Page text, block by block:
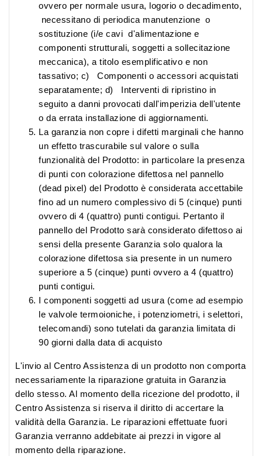
ovvero per normale usura, logorio o decadimento,
necessitano di periodica manutenzione o
sostituzione (i/e cavi d'alimentazione e
componenti strutturali, soggetti a sollecitazione
meccanica), a titolo esemplificativo e non
tassativo; c) Componenti o accessori acquistati
separatamente; d) Interventi di ripristino in
seguito a danni provocati dall'imperizia dell'utente
o da errata installazione di aggiornamenti.
La garanzia non copre i difetti marginali che hanno
un effetto trascurabile sul valore o sulla
funzionalità del Prodotto: in particolare la presenza
di punti con colorazione difettosa nel pannello
(dead pixel) del Prodotto è considerata accettabile
fino ad un numero complessivo di 5 (cinque) punti
ovvero di 4 (quattro) punti contigui. Pertanto il
pannello del Prodotto sarà considerato difettoso ai
sensi della presente Garanzia solo qualora la
colorazione difettosa sia presente in un numero
superiore a 5 (cinque) punti ovvero a 4 (quattro)
punti contigui.
I componenti soggetti ad usura (come ad esempio
le valvole termoioniche, i potenziometri, i selettori,
telecomandi) sono tutelati da garanzia limitata di
90 giorni dalla data di acquisto
L'invio al Centro Assistenza di un prodotto non comporta
necessariamente la riparazione gratuita in Garanzia
dello stesso. Al momento della ricezione del prodotto, il
Centro Assistenza si riserva il diritto di accertare la
validità della Garanzia. Le riparazioni effettuate fuori
Garanzia verranno addebitate ai prezzi in vigore al
momento della riparazione.